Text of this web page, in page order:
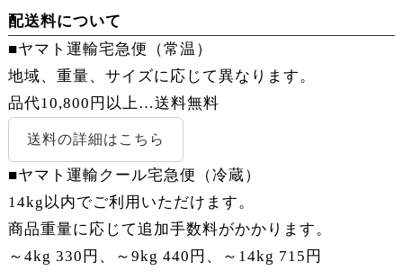
配送料について
■ヤマト運輸宅急便（常温）
地域、重量、サイズに応じて異なります。
品代10,800円以上…送料無料
送料の詳細はこちら
■ヤマト運輸クール宅急便（冷蔵）
14kg以内でご利用いただけます。
商品重量に応じて追加手数料がかかります。
～4kg 330円、～9kg 440円、～14kg 715円